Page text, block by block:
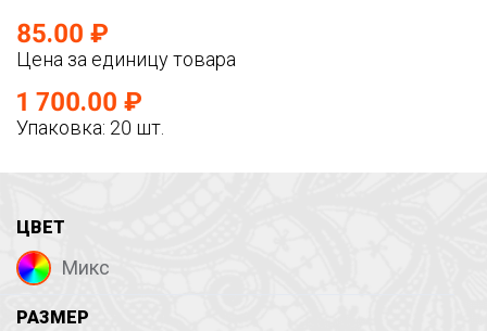
85.00 ₽
Цена за единицу товара
1 700.00 ₽
Упаковка: 20 шт.
ЦВЕТ
Микс
РАЗМЕР